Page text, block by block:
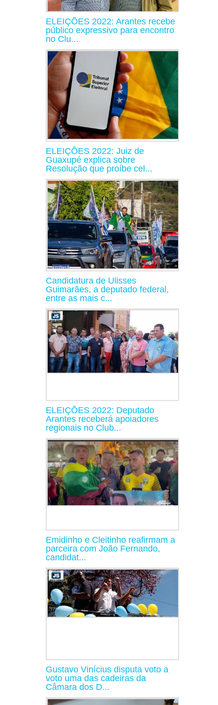
ELEIÇÕES 2022: Arantes recebe
público expressivo para encontro
no Clu...
ELEIÇÕES 2022: Juiz de
Guaxupé explica sobre
Resolução que proíbe cel...
Candidatura de Ulisses
Guimarães, a deputado federal,
entre as mais c...
ELEIÇÕES 2022: Deputado
Arantes receberá apoiadores
regionais no Club...
Emidinho e Cleitinho reafirmam a
parceira com João Fernando,
candidat...
Gustavo Vinícius disputa voto a
voto uma das cadeiras da
Câmara dos D...